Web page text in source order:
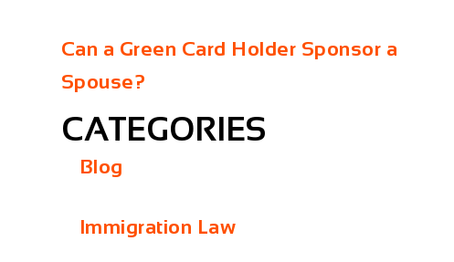
Can a Green Card Holder Sponsor a
Spouse?
CATEGORIES
Blog
Immigration Law